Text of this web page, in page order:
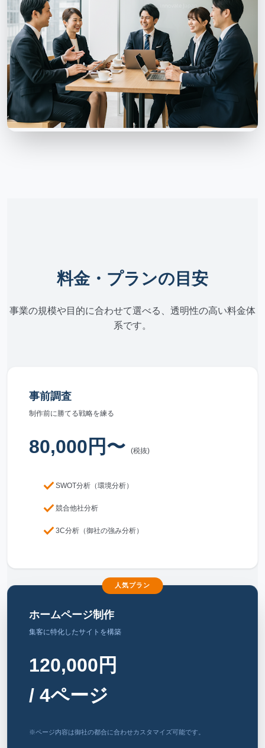
料金・プランの目安
事業の規模や目的に合わせて選べる、透明性の高い料金体
系です。
事前調査
制作前に勝てる戦略を練る
80,000円〜 (税抜)
checkSWOT分析（環境分析）
check競合他社分析
check3C分析（御社の強み分析）
人気プラン
ホームページ制作
集客に特化したサイトを構築
120,000円
/ 4ページ
※ページ内容は御社の都合に合わせカスタマイズ可能です。